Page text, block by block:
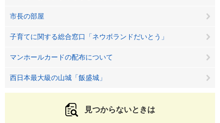
市長の部屋
子育てに関する総合窓口「ネウボランドだいとう」
マンホールカードの配布について
西日本最大級の山城「飯盛城」
見つからないときは